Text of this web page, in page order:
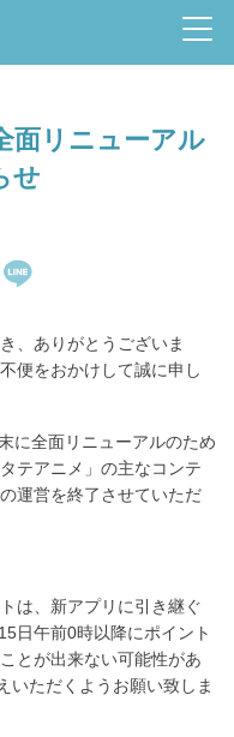
面リニューアル
せ
で
、ありがとうございま
便をおかけして誠に申し
に全面リニューアルのため
テアニメ」の主なコンテ
運営を終了させていただ
は、新アプリに引き継ぐ
日午前0時以降にポイント
とが出来ない可能性があ
いただくようお願い致しま